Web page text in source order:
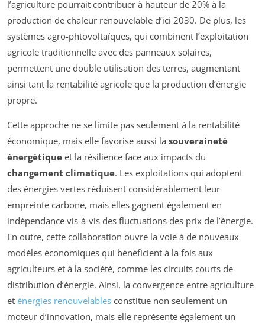
l’agriculture pourrait contribuer à hauteur de 20% à la
production de chaleur renouvelable d’ici 2030. De plus, les
systèmes agro-phtovoltaïques, qui combinent l’exploitation
agricole traditionnelle avec des panneaux solaires,
permettent une double utilisation des terres, augmentant
ainsi tant la rentabilité agricole que la production d’énergie
propre.
Cette approche ne se limite pas seulement à la rentabilité
économique, mais elle favorise aussi la souveraineté
énergétique et la résilience face aux impacts du
changement climatique. Les exploitations qui adoptent
des énergies vertes réduisent considérablement leur
empreinte carbone, mais elles gagnent également en
indépendance vis-à-vis des fluctuations des prix de l’énergie.
En outre, cette collaboration ouvre la voie à de nouveaux
modèles économiques qui bénéficient à la fois aux
agriculteurs et à la société, comme les circuits courts de
distribution d’énergie. Ainsi, la convergence entre agriculture
et énergies renouvelables constitue non seulement un
moteur d’innovation, mais elle représente également un